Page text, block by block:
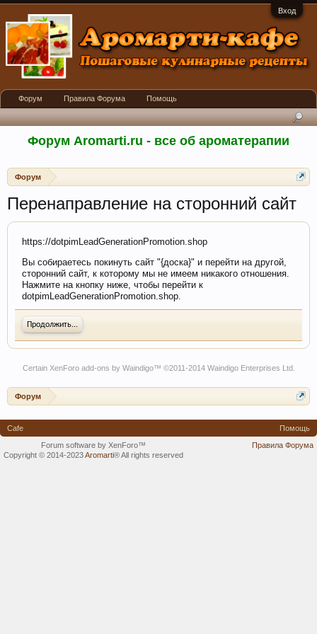
Вход
Форум Aromarti.ru - все об ароматерапии
Форум
Перенаправление на сторонний сайт
https://dotpimLeadGenerationPromotion.shop
Вы собираетесь покинуть сайт "{доска}" и перейти на другой,
сторонний сайт, к которому мы не имеем никакого отношения.
Нажмите на кнопку ниже, чтобы перейти к
dotpimLeadGenerationPromotion.shop.
Продолжить...
Certain XenForo add-ons by Waindigo™ ©2011-2014 Waindigo Enterprises Ltd.
Форум
Форум Правила Форума Помощь
Cafe
Помощь
Правила Форума
Forum software by XenForo™
Copyright © 2014-2023Aromarti®All rights reserved